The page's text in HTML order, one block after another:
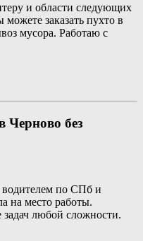
и области следующих
заказать пухто в
мусора. Работаю с
Черново без
водителем по СПб и
на место работы.
любой сложности.